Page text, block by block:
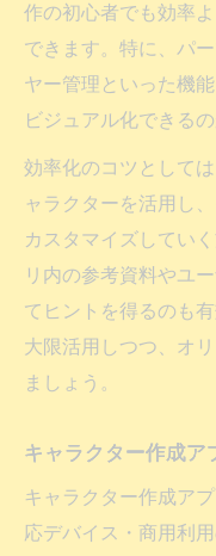
作の初心者でも効率
できます。特に、パ
ヤー管理といった機
ビジュアル化できるの
効率化のコツとして
ャラクターを活用し
カスタマイズしてい
リ内の参考資料やユ
てヒントを得るのも
大限活用しつつ、オ
ましょう。
キャラクター作成ア
キャラクター作成ア
応デバイス・商用利